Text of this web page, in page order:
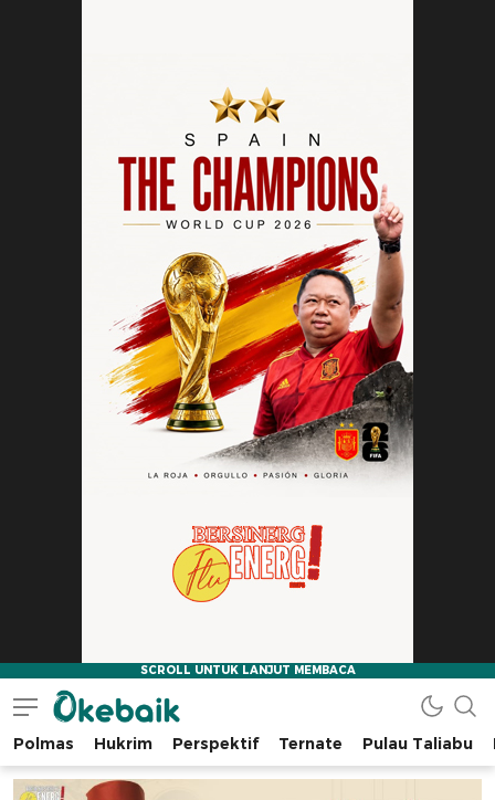
Okebaik.id
Baiknya Dibaca
Polmas Hukrim Perspektif Ternate Pulau Taliabu